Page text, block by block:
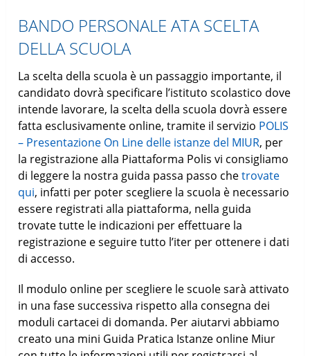
BANDO PERSONALE ATA SCELTA
DELLA SCUOLA
La scelta della scuola è un passaggio importante, il
candidato dovrà specificare l’istituto scolastico dove
intende lavorare, la scelta della scuola dovrà essere
fatta esclusivamente online, tramite il servizio POLIS
– Presentazione On Line delle istanze del MIUR, per
la registrazione alla Piattaforma Polis vi consigliamo
di leggere la nostra guida passa passo chetrovate
qui, infatti per poter scegliere la scuola è necessario
essere registrati alla piattaforma, nella guida
trovate tutte le indicazioni per effettuare la
registrazione e seguire tutto l’iter per ottenere i dati
di accesso.
Il modulo online per scegliere le scuole sarà attivato
in una fase successiva rispetto alla consegna dei
moduli cartacei di domanda. Per aiutarvi abbiamo
creato una mini Guida Pratica Istanze online Miur